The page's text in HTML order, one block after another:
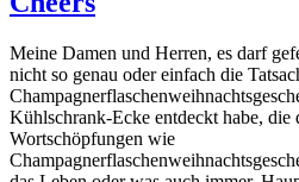
Meine Damen und Herren, es darf
nicht so genau oder einfach die
Kühlschrank-Ecke entdeckt habe, die
Wortschöpfungen wie